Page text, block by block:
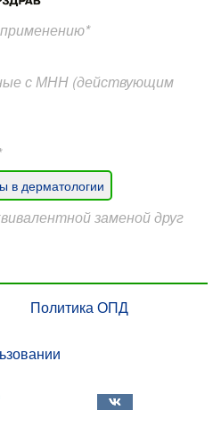
с МНН (действующим
в дерматологии
заменой друг
Политика ОПД